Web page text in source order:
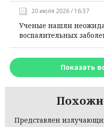
20 июля 2026 / 16:37
Ученые нашли
воспалительных
Показать
Представлен